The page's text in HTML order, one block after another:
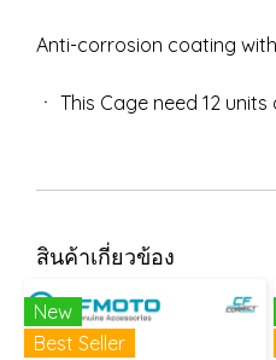
Anti-corrosion coating
ㆍ This Cage need 12
สินค้าเกี่ยวข้อง
New
Best Seller